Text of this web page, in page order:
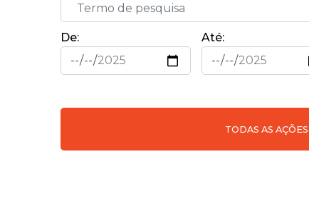
De:
Até:
TODAS AS AÇÕES